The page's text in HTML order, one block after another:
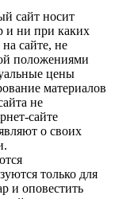
сайт носит
и ни при каких
сайте, не
положениями
цены
материалов
не
сайте
о своих
только для
и оповестить